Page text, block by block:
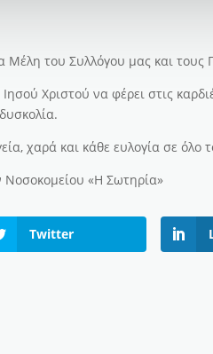
Μέλη του Συλλόγου μας και
Χριστού να φέρει στις
χαρά και κάθε ευλογία σε όλο
«Η Σωτηρία»
Twitter